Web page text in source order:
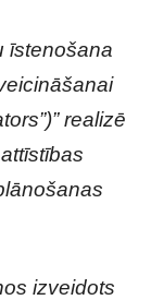
īstenošana
realizē
izveidots